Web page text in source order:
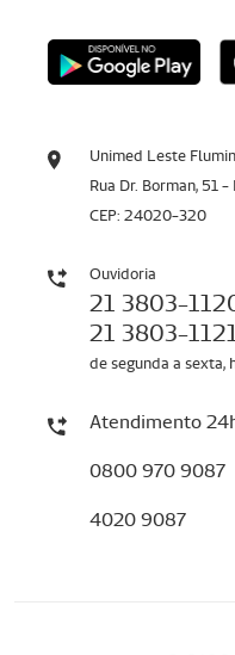
Unimed Leste
Rua Dr. Borman, 51
CEP: 24020-320
Ouvidoria
21 3803-
21 3803-
de segunda a sexta,
Atendimento
0800 970 9087
4020 9087